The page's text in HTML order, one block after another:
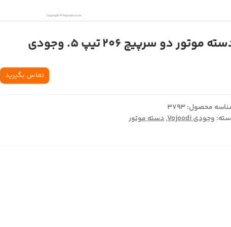
موتور دو سرپیچ 206 تیپ 5. وجودی
تماس بگیرید
محصول:3793
وجودی Vojoodi ,دسته موتور